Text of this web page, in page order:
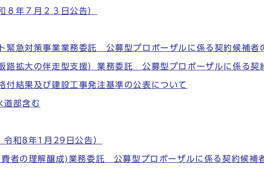
８年７月２３日公告）
緊急対策事業業務委託 公募型プロポーザルに係る契約候補者
路拡大の伴走型支援）業務委託 公募型プロポーザルに係る契
付結果及び建設工事発注基準の公表について
部含む
和8年1月29日公告）
者の理解醸成)業務委託 公募型プロポーザルに係る契約候補